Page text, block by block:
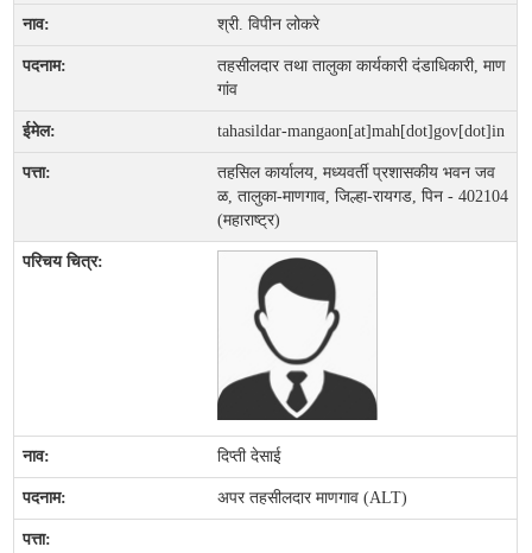
श्री. विपीन लोकरे
तहसीलदार तथा तालुका कार्यकारी दंडाधिकारी, माण
गांव
tahasildar-mangaon[at]mah[dot]gov[dot]in
तहसिल कार्यालय, मध्यवर्ती प्रशासकीय भवन जव
ळ, तालुका-माणगाव, जिल्हा-रायगड, पिन - 402104
(महाराष्ट्र)
दिप्ती देसाई
अपर तहसीलदार माणगाव (ALT)